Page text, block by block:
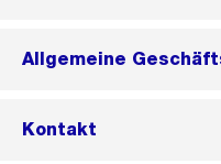
Allgemeine
Kontakt